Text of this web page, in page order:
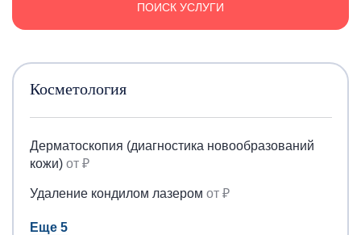
ПОИСК УСЛУГИ
Косметология
Дерматоскопия (диагностика новообразований
кожи) от ₽
Удаление кондилом лазером от ₽
Еще 5